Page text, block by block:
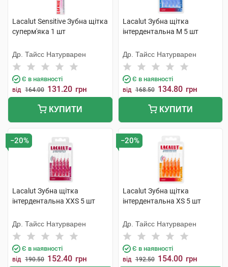
Lacalut Sensitive Зубна щітка
суперм'яка 1 шт
Др. Тайсс Натурварен
Є в наявності
від 164.00 131.20 грн
КУПИТИ
Lacalut Зубна щітка
інтердентальна М 5 шт
Др. Тайсс Натурварен
Є в наявності
від 168.50 134.80 грн
КУПИТИ
−20%
Lacalut Зубна щітка
інтердентальна XХS 5 шт
Др. Тайсс Натурварен
Є в наявності
від 190.50 152.40 грн
−20%
Lacalut Зубна щітка
інтердентальна XS 5 шт
Др. Тайсс Натурварен
Є в наявності
від 192.50 154.00 грн